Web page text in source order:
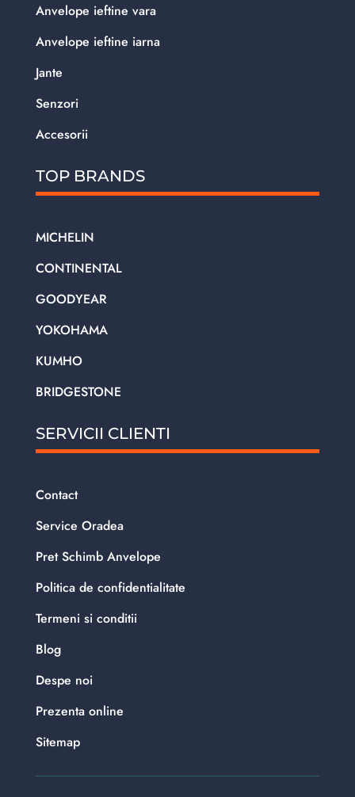
Anvelope ieftine vara
Anvelope ieftine iarna
Jante
Senzori
Accesorii
TOP BRANDS
MICHELIN
CONTINENTAL
GOODYEAR
YOKOHAMA
KUMHO
BRIDGESTONE
SERVICII CLIENTI
Contact
Service Oradea
Pret Schimb Anvelope
Politica de confidentialitate
Termeni si conditii
Blog
Despe noi
Prezenta online
Sitemap